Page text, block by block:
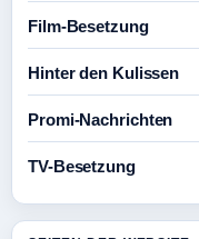
Film-Besetzung
Hinter den Kulissen
Promi-Nachrichten
TV-Besetzung